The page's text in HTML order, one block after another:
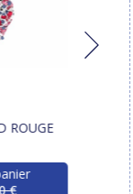
ROUGE
€